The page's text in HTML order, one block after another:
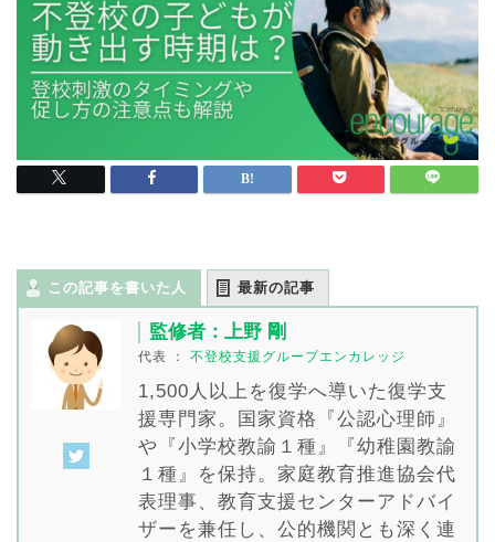
この記事を書いた人 最新の記事
監修者：上野 剛
代表 ： 不登校支援グループエンカレッジ
1,500人以上を復学へ導いた復学支
援専門家。国家資格『公認心理師』
や『小学校教諭１種』『幼稚園教諭
１種』を保持。家庭教育推進協会代
表理事、教育支援センターアドバイ
ザーを兼任し、公的機関とも深く連